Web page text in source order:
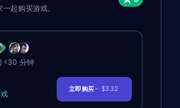
起购买游戏。
<30 分钟
立即购买- $3.32